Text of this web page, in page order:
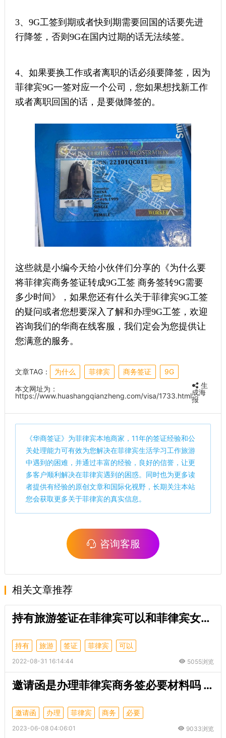
3、9G工签到期或者快到期需要回国的话要先进
行降签，否则9G在国内过期的话无法续签。
4、如果要换工作或者离职的话必须要降签，因为
菲律宾9G一签对应一个公司，您如果想找新工作
或者离职回国的话，是要做降签的。
这些就是小编今天给小伙伴们分享的《为什么要
将菲律宾商务签证转成9G工签 商务签转9G需要
多少时间》，如果您还有什么关于菲律宾9G工签
的疑问或者您想要深入了解和办理9G工签，欢迎
咨询我们的华商在线客服，我们定会为您提供让
您满意的服务。
文章TAG： 为什么 菲律宾 商务签证
9G
本文网址为：
https://www.huashangqianzheng.com/visa/1733.html
生
成海
报
《华商签证》为菲律宾本地商家，11年的签证经验和公
关处理能力可有效为您解决在菲律宾生活学习工作旅游
中遇到的困难，并通过丰富的经验，良好的信誉，让更
多客户顺利解决在菲律宾遇到的困惑。同时也为更多读
者提供有经验的原创文章和国际化视野，长期关注本站
您会获取更多关于菲律宾的真实信息。
咨询客服
相关文章推荐
持有旅游签证在菲律宾可以和菲律宾女人结婚吗？
持有 旅游 签证 菲律宾 可以
2022-08-31 16:14:44 5055浏览
邀请函是办理菲律宾商务签必要材料吗 没有公司的邀请函怎么办
邀请函 办理 菲律宾 商务 必要
2023-06-08 04:06:01 9033浏览